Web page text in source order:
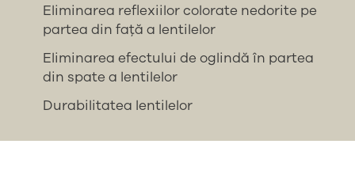
Eliminarea reflexiilor colorate nedorite pe
partea din față a lentilelor
Eliminarea efectului de oglindă în partea
din spate a lentilelor
Durabilitatea lentilelor